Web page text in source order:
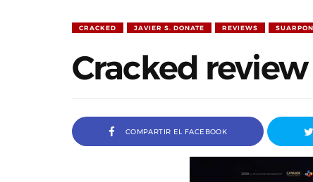
CRACKED JAVIER S. DONATE REVIEWS
Cracked review
COMPARTIR EL FACEBOOK